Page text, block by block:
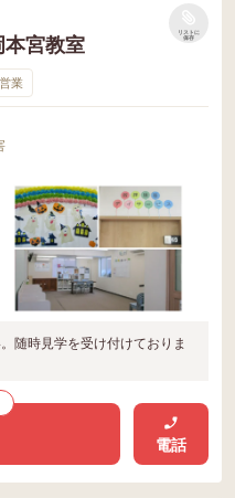
本宮教室
リストに
保存
業
随時見学を受け付けておりま
電話